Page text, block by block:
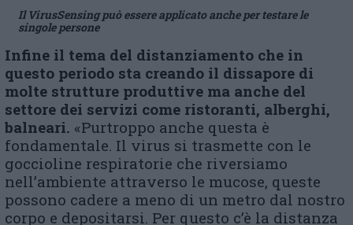
Il VirusSensing può essere applicato anche per testare le
singole persone
Infine il tema del distanziamento che in
questo periodo sta creando il dissapore di
molte strutture produttive ma anche del
settore dei servizi come ristoranti, alberghi,
balneari. «Purtroppo anche questa è
fondamentale. Il virus si trasmette con le
goccioline respiratorie che riversiamo
nell’ambiente attraverso le mucose, queste
possono cadere a meno di un metro dal nostro
corpo e depositarsi. Per questo c’è la distanza